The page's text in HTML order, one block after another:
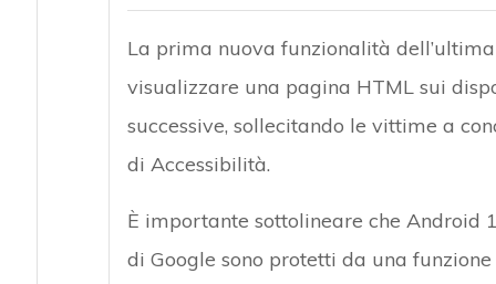
La prima nuova funzionalità
visualizzare una pagina HTML sui
successive, sollecitando le vittime a
di Accessibilità.
È importante sottolineare che Android
di Google sono protetti da una